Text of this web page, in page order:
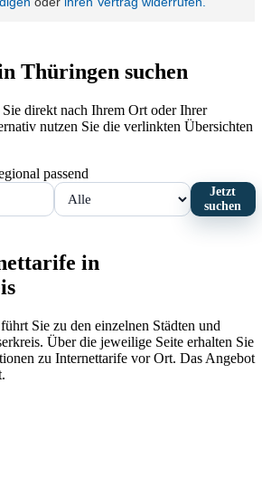
Thüringen suchen
direkt nach Ihrem Ort oder Ihrer
nutzen Sie die verlinkten Übersichten
passend
Jetzt
suchen
in
Sie zu den einzelnen Städten und
Über die jeweilige Seite erhalten Sie
zu Internettarife vor Ort. Das Angebot